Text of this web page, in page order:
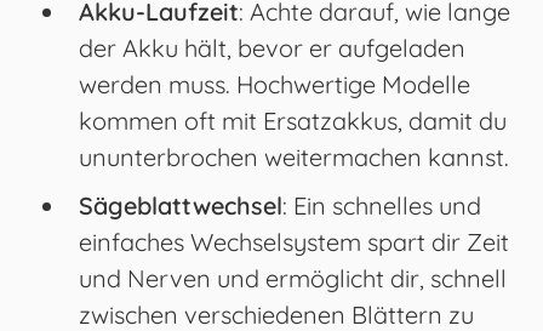
Akku-Laufzeit: Achte darauf, wie lange
der Akku hält, bevor er aufgeladen
werden muss. Hochwertige Modelle
kommen oft mit Ersatzakkus, damit du
ununterbrochen weitermachen kannst.
Sägeblattwechsel: Ein schnelles und
einfaches Wechselsystem spart dir Zeit
und Nerven und ermöglicht dir, schnell
zwischen verschiedenen Blättern zu